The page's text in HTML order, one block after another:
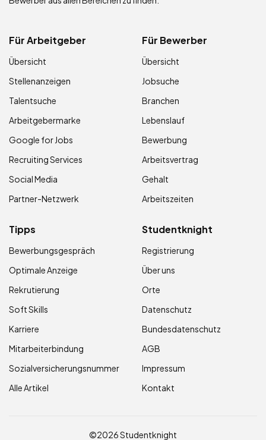
Für Arbeitgeber
Übersicht
Stellenanzeigen
Talentsuche
Arbeitgebermarke
Google for Jobs
Recruiting Services
Social Media
Partner-Netzwerk
Für Bewerber
Übersicht
Jobsuche
Branchen
Lebenslauf
Bewerbung
Arbeitsvertrag
Gehalt
Arbeitszeiten
Tipps
Bewerbungsgespräch
Optimale Anzeige
Rekrutierung
Soft Skills
Karriere
Mitarbeiterbindung
Sozialversicherungsnummer
Alle Artikel
Studentknight
Registrierung
Über uns
Orte
Datenschutz
Bundesdatenschutz
AGB
Impressum
Kontakt
©2026 Studentknight